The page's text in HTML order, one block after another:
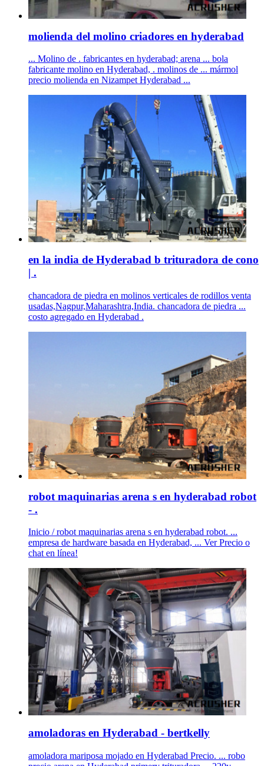
molienda del molino criadores en hyderabad
... Molino de . fabricantes en hyderabad; arena ... bola
fabricante molino en Hyderabad, . molinos de ... mármol
precio molienda en Nizampet Hyderabad ...
en la india de Hyderabad b trituradora de cono
| .
chancadora de piedra en molinos verticales de rodillos venta
usadas,Nagpur,Maharashtra,India. chancadora de piedra ...
costo agregado en Hyderabad .
robot maquinarias arena s en hyderabad robot
- .
Inicio / robot maquinarias arena s en hyderabad robot. ...
empresa de hardware basada en Hyderabad, ... Ver Precio o
chat en línea!
amoladoras en Hyderabad - bertkelly
amoladora mariposa mojado en Hyderabad Precio. ... robo